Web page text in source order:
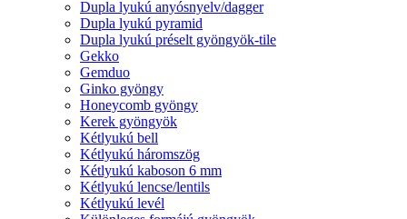
Dupla lyukú anyósnyelv/dagger
Dupla lyukú pyramid
Dupla lyukú préselt gyöngyök-tile
Gekko
Gemduo
Ginko gyöngy
Honeycomb gyöngy
Kerek gyöngyök
Kétlyukú bell
Kétlyukú háromszög
Kétlyukú kaboson 6 mm
Kétlyukú lencse/lentils
Kétlyukú levél